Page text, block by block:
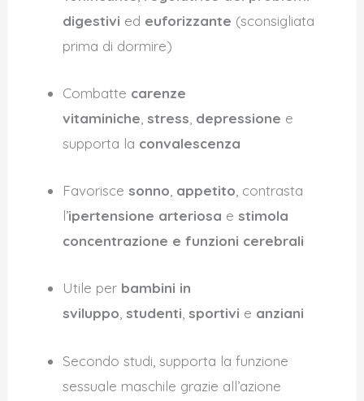
digestivi ed euforizzante (sconsigliata
prima di dormire)
Combatte carenze
vitaminiche ,stress depressione e
supporta la convalescenza
Favoriscesonno, appetito, contrasta
l’ipertensione arteriosa estimola
concentrazione e funzioni cerebrali
Utile per bambini in
sviluppo,studenti,sportivi e anziani
Secondo studi, supporta la funzione
sessuale maschile grazie all’azione